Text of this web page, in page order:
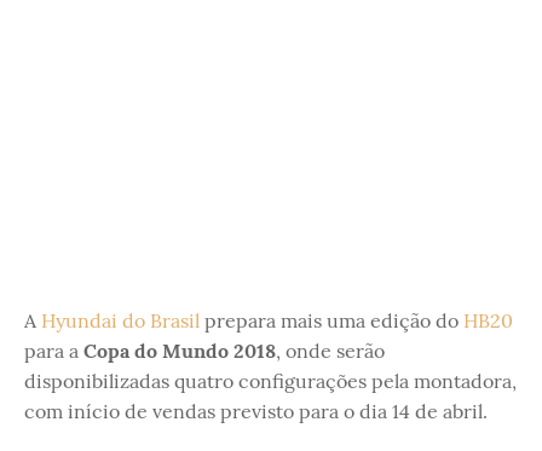
A Hyundai do Brasil prepara mais uma edição do HB20
para a Copa do Mundo 2018, onde serão
disponibilizadas quatro configurações pela montadora,
com início de vendas previsto para o dia 14 de abril.